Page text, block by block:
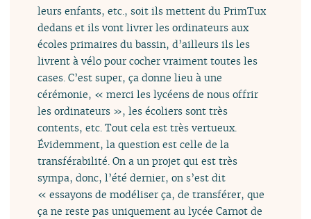
leurs enfants, etc., soit ils mettent du PrimTux
dedans et ils vont livrer les ordinateurs aux
écoles primaires du bassin, d’ailleurs ils les
livrent à vélo pour cocher vraiment toutes les
cases. C’est super, ça donne lieu à une
cérémonie, « merci les lycéens de nous offrir
les ordinateurs », les écoliers sont très
contents, etc. Tout cela est très vertueux.
Évidemment, la question est celle de la
transférabilité. On a un projet qui est très
sympa, donc, l’été dernier, on s’est dit
« essayons de modéliser ça, de transférer, que
ça ne reste pas uniquement au lycée Carnot de